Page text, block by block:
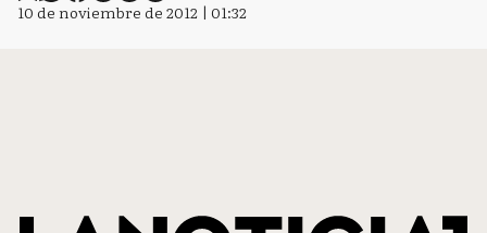
10 de noviembre de 2012 | 01:32